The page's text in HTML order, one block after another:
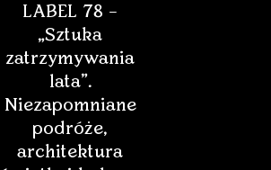
LABEL 78 –
„Sztuka
zatrzymywania
lata”.
Niezapomniane
podróże,
architektura